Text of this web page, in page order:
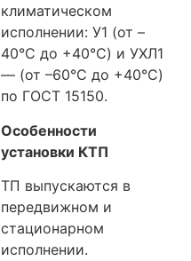
климатическом
исполнении: У1 (от –
40°C до +40°C) и УХЛ1
— (от –60°C до +40°C)
по ГОСТ 15150.
Особенности
установки КТП
ТП выпускаются в
передвижном и
стационарном
исполнении.